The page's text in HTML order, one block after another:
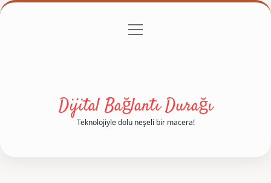
Gizlilik Politikası
menüyü
Dijital Bağlantı Durağı
Teknolojiyle dolu neşeli bir macera!